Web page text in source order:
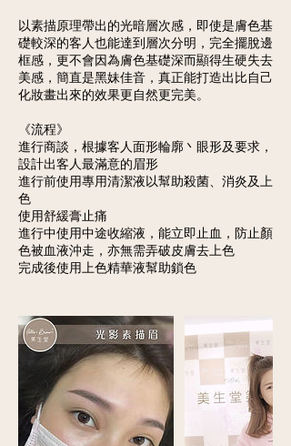
以素描原理帶出的光暗層次感，即使是膚色基
礎較深的客人也能達到層次分明，完全擺脫邊
框感，更不會因為膚色基礎深而顯得生硬失去
美感，簡直是黑妹佳音，真正能打造出比自己
化妝畫出來的效果更自然更完美。
《流程》
進行商談，根據客人面形輪廓丶眼形及要求，
設計出客人最滿意的眉形
進行前使用專用清潔液以幫助殺菌、消炎及上
色
使用舒緩膏止痛
進行中使用中途收縮液，能立即止血，防止顏
色被血液沖走，亦無需弄破皮膚去上色
完成後使用上色精華液幫助鎖色